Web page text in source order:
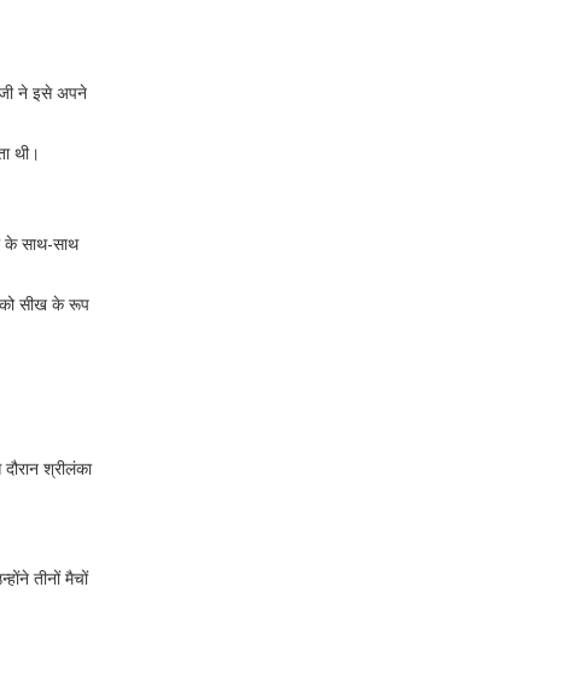
ने इसे अपने
थी।
के साथ-साथ
को सीख के रूप
श्रीलंका
तीनों मैचों